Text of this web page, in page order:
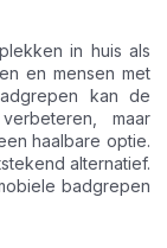
in huis als
en mensen met
kan de
maar
haalbare optie.
alternatief.
badgrepen